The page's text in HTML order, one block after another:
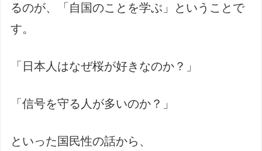
るのが、「自国のことを学ぶ」ということで
す。
「日本人はなぜ桜が好きなのか？」
「信号を守る人が多いのか？」
といった国民性の話から、